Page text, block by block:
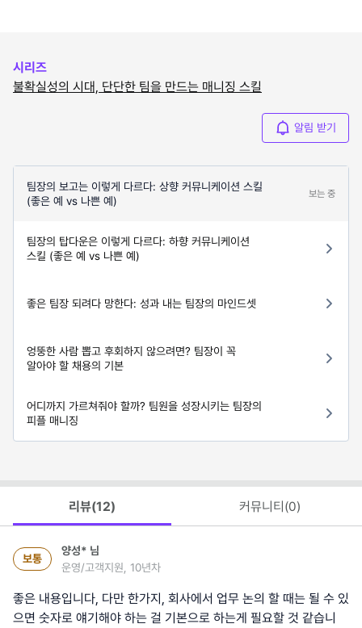
시리즈
불확실성의 시대, 단단한 팀을 만드는 매니징 스킬
알림 받기
팀장의 보고는 이렇게 다르다: 상향 커뮤니케이션 스킬
(좋은 예 vs 나쁜 예)
보는 중
팀장의 탑다운은 이렇게 다르다: 하향 커뮤니케이션
스킬 (좋은 예 vs 나쁜 예)
좋은 팀장 되려다 망한다: 성과 내는 팀장의 마인드셋
엉뚱한 사람 뽑고 후회하지 않으려면? 팀장이 꼭
알아야 할 채용의 기본
어디까지 가르쳐줘야 할까? 팀원을 성장시키는 팀장의
피플 매니징
리뷰(12) 커뮤니티(0)
보통
양성* 님
운영/고객지원, 10년차
좋은 내용입니다, 다만 한가지, 회사에서 업무 논의 할 때는 될 수 있
으면 숫자로 얘기해야 하는 걸 기본으로 하는게 필요할 것 같습니